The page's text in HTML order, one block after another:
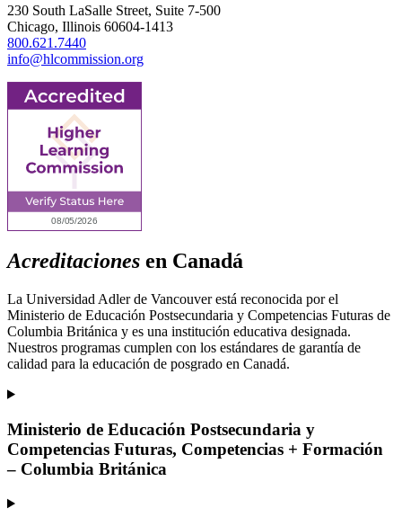
230 South LaSalle Street, Suite 7-500
Chicago, Illinois 60604-1413
800.621.7440
info@hlcommission.org
Acreditaciones en Canadá
La Universidad Adler de Vancouver está reconocida por el
Ministerio de Educación Postsecundaria y Competencias Futuras de
Columbia Británica y es una institución educativa designada.
Nuestros programas cumplen con los estándares de garantía de
calidad para la educación de posgrado en Canadá.
Ministerio de Educación Postsecundaria y
Competencias Futuras, Competencias + Formación
– Columbia Británica